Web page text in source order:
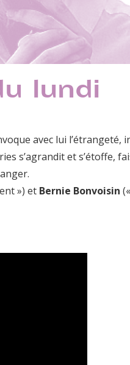
lundi
avec lui l’étrangeté,
s’agrandit et s’étoffe,
») et Bernie Bonvoisin